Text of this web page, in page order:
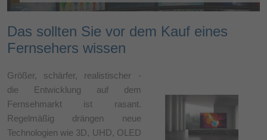
Das sollten Sie vor dem Kauf eines
Fernsehers wissen
Größer, schärfer, realistischer -
die Entwicklung auf dem
Fernsehmarkt ist rasant.
Regelmäßig drängen neue
Technologien wie 3D, UHD, OLED